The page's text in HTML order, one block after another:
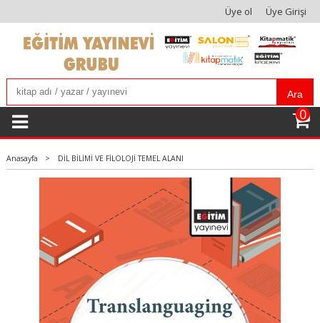
Üye ol Üye Girişi
Ara
0
Anasayfa > DİL BİLİMİ VE FİLOLOJİ TEMEL ALANI